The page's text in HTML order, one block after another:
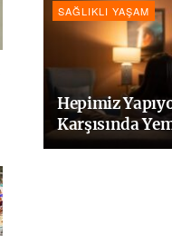
SAĞLIKLI YAŞAM
Hepimiz
Karşısında